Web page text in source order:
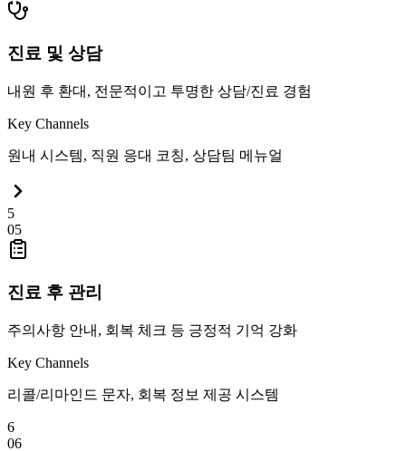
진료 및 상담
내원 후 환대, 전문적이고 투명한 상담/진료 경험
Key Channels
원내 시스템, 직원 응대 코칭, 상담팀 메뉴얼
5
05
진료 후 관리
주의사항 안내, 회복 체크 등 긍정적 기억 강화
Key Channels
리콜/리마인드 문자, 회복 정보 제공 시스템
6
06